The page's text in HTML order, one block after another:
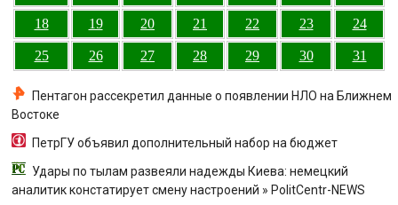
18 19 20 21 22 23 24
25 26 27 28 29 30 31
Пентагон рассекретил данные о появлении НЛО на Ближнем
Востоке
ПетрГУ объявил дополнительный набор на бюджет
Удары по тылам развеяли надежды Киева: немецкий
аналитик констатирует смену настроений » PolitCentr-NEWS